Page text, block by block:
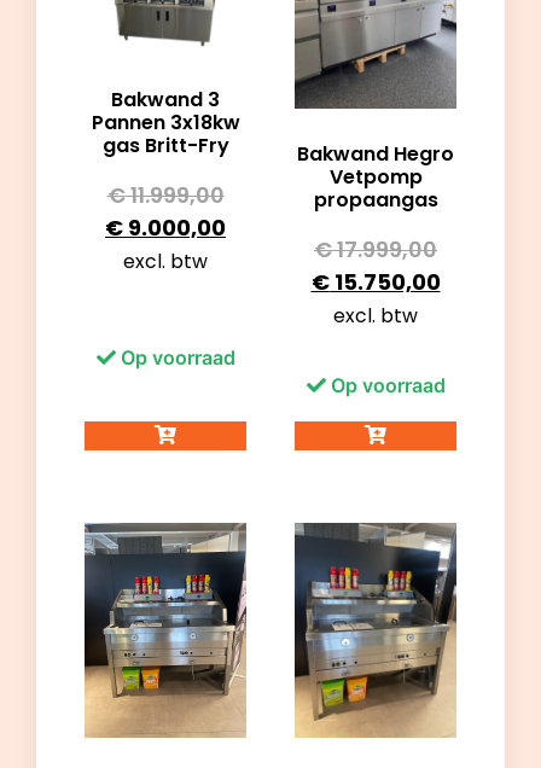
Bakwand 3
Pannen 3x18kw
gas Britt-Fry
€11.999,00
€ 9.000,00
excl. btw
Op voorraad
Bakwand Hegro
Vetpomp
propaangas
€17.999,00
€15.750,00
excl. btw
Op voorraad